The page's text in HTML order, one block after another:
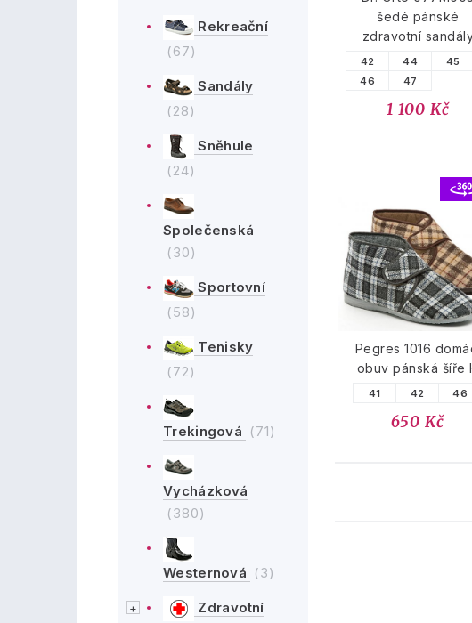
Rekreační
(67)
Sandály
(28)
Sněhule
(24)
Společenská
(30)
Sportovní
(58)
Tenisky
(72)
Trekingová (71)
Vycházková
(380)
Westernová (3)
Zdravotní
šedé pánské
zdravotní
42 44
45
46
47
1 100 Kč
Pegres 1016
obuv pánská šíře
41 42 46
650 Kč